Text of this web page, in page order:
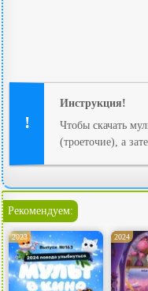
Инструкция!
Чтобы скачать
(троеточие), а
Рекомендуем:
2023 2024